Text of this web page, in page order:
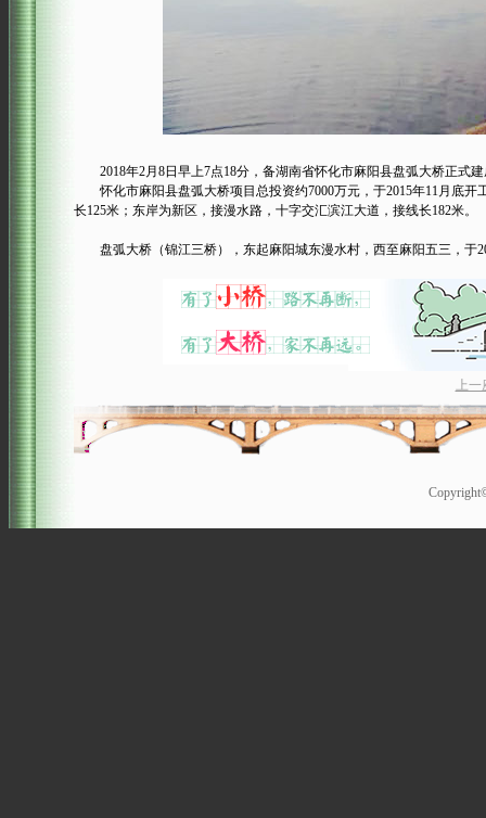
2018年2月8日早上7点18分，备湖南省怀化市麻阳县盘弧大桥正式建
怀化市麻阳县盘弧大桥项目总投资约7000万元，于2015年11月底开
长125米；东岸为新区，接漫水路，十字交汇滨江大道，接线长182米。
盘弧大桥（锦江三桥），东起麻阳城东漫水村，西至麻阳五三，于
上一